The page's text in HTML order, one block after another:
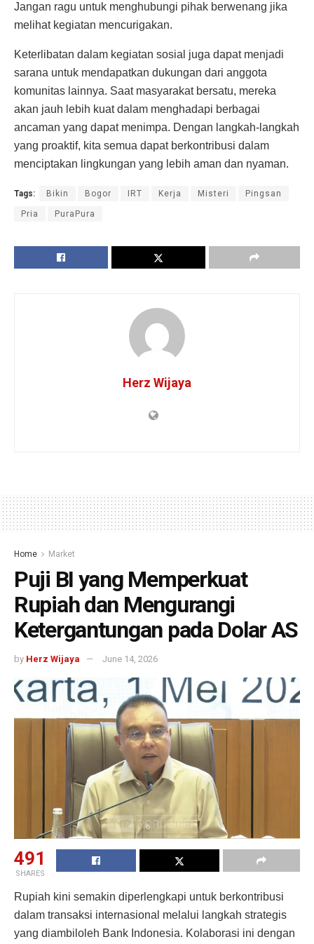
Jangan ragu untuk menghubungi pihak berwenang jika
melihat kegiatan mencurigakan.
Keterlibatan dalam kegiatan sosial juga dapat menjadi
sarana untuk mendapatkan dukungan dari anggota
komunitas lainnya. Saat masyarakat bersatu, mereka
akan jauh lebih kuat dalam menghadapi berbagai
ancaman yang dapat menimpa. Dengan langkah-langkah
yang proaktif, kita semua dapat berkontribusi dalam
menciptakan lingkungan yang lebih aman dan nyaman.
Tags: Bikin Bogor IRT Kerja Misteri Pingsan
Pria PuraPura
Herz Wijaya
Home Market
Puji BI yang Memperkuat
Rupiah dan Mengurangi
Ketergantungan pada Dolar AS
by Herz Wijaya June 14, 2026
491
SHARES
Rupiah kini semakin diperlengkapi untuk berkontribusi
dalam transaksi internasional melalui langkah strategis
yang diambiloleh Bank Indonesia. Kolaborasi ini dengan